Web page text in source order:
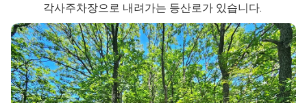
각사주차장으로 내려가는 등산로가 있습니다.